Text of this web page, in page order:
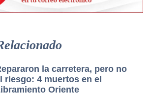
la carretera, pero no
riesgo: 4 muertos en el
Oriente